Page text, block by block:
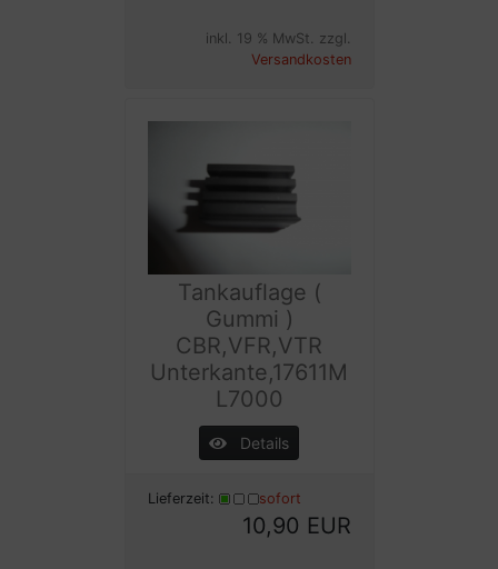
inkl. 19 % MwSt. zzgl.
Versandkosten
Tankauflage (
Gummi )
CBR,VFR,VTR
Unterkante,17611M
L7000
Details
Lieferzeit: sofort
10,90 EUR